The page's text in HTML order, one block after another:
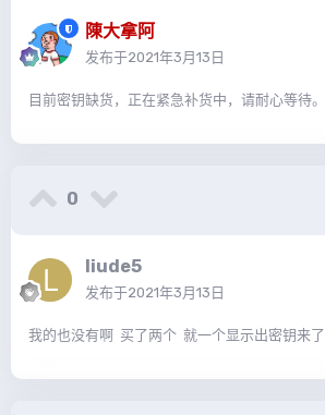
陳大拿阿
发布于2021年3月13日
目前密钥缺货，正在紧急补货中，请耐心等待。
0
liude5
发布于2021年3月13日
我的也没有啊 买了两个 就一个显示出密钥来了